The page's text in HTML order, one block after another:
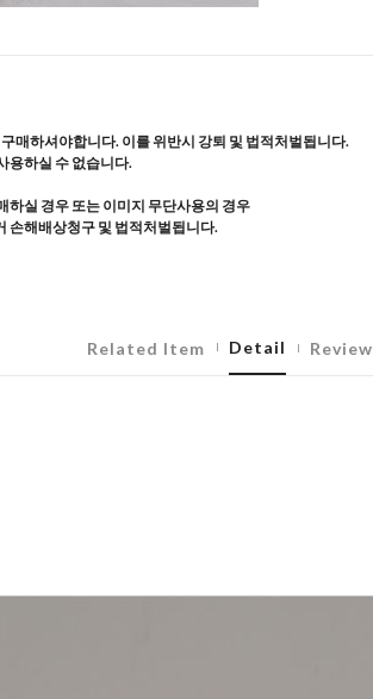
매하셔야합니다. 이를 위반시 강퇴 및 법적처벌됩니다.
용하실 수 없습니다.
하실 경우 또는 이미지 무단사용의 경우
손해배상청구 및 법적처벌됩니다.
Related Item Detail Review